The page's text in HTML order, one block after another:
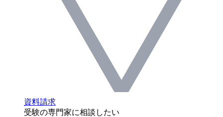
資料請求
受験の専門家に相談したい